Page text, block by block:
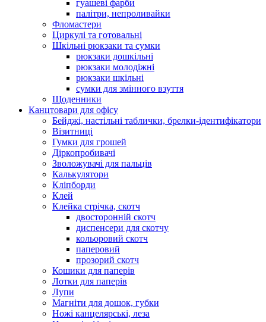
гуашеві фарби
палітри, непроливайки
Фломастери
Циркулі та готовальні
Шкільні рюкзаки та сумки
рюкзаки дошкільні
рюкзаки молодіжні
рюкзаки шкільні
сумки для змінного взуття
Щоденники
Канцтовари для офісу
Бейджі, настільні таблички, брелки-ідентифікатори
Візитниці
Гумки для грошей
Діркопробивачі
Зволожувачі для пальців
Калькулятори
Кліпборди
Клей
Клейка стрічка, скотч
двосторонній скотч
диспенсери для скотчу
кольоровий скотч
паперовий
прозорий скотч
Кошики для паперів
Лотки для паперів
Лупи
Магніти для дошок, губки
Ножі канцелярські, леза